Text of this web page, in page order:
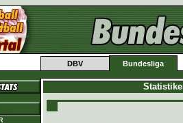
DBV Bundesliga